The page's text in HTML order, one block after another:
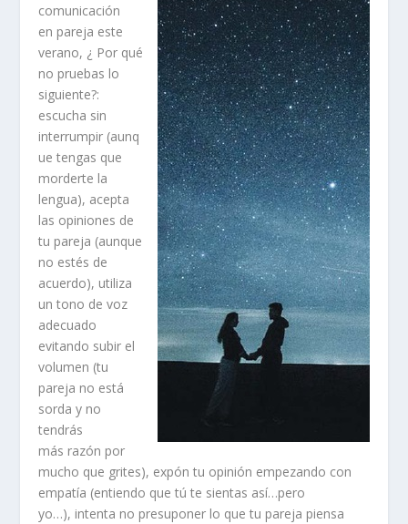
comunicación
en pareja este
verano, ¿ Por qué
no pruebas lo
siguiente?:
escucha sin
interrumpir (aunq
ue tengas que
morderte la
lengua), acepta
las opiniones de
tu pareja (aunque
no estés de
acuerdo), utiliza
un tono de voz
adecuado
evitando subir el
volumen (tu
pareja no está
sorda y no
tendrás
más razón por
mucho que grites), expón tu opinión empezando con
empatía (entiendo que tú te sientas así…pero
yo…), intenta no presuponer lo que tu pareja piensa